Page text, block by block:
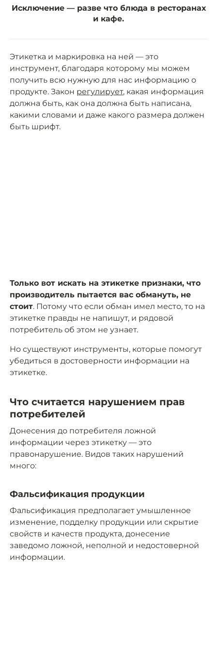
Исключение — разве что блюда в ресторанах
и кафе.
Этикетка и маркировка на ней — это
инструмент, благодаря которому мы можем
получить всю нужную для нас информацию о
продукте. Закон регулирует, какая информация
должна быть, как она должна быть написана,
какими словами и даже какого размера должен
быть шрифт.
Только вот искать на этикетке признаки, что
производитель пытается вас обмануть, не
стоит. Потому что если обман имел место, то на
этикетке правды не напишут, и рядовой
потребитель об этом не узнает.
Но существуют инструменты, которые помогут
убедиться в достоверности информации на
этикетке.
Что считается нарушением прав
потребителей
Донесения до потребителя ложной
информации через этикетку — это
правонарушение. Видов таких нарушений
много:
Фальсификация продукции
Фальсификация предполагает умышленное
изменение, подделку продукции или скрытие
свойств и качеств продукта, донесение
заведомо ложной, неполной и недостоверной
информации.